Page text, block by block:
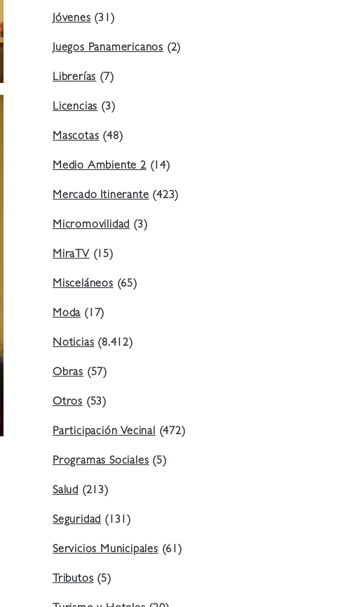
Jóvenes(31)
Juegos Panamericanos (2)
Librerías(7)
Licencias(3)
Mascotas(48)
Medio Ambiente 2(14)
Mercado Itinerante(423)
Micromovilidad(3)
MiraTV(15)
Misceláneos(65)
Moda(17)
Noticias(8.412)
Obras (57)
Otros (53)
Participación Vecinal(472)
Programas Sociales(5)
Salud (213)
Seguridad(131)
Servicios Municipales(61)
Tributos(5)